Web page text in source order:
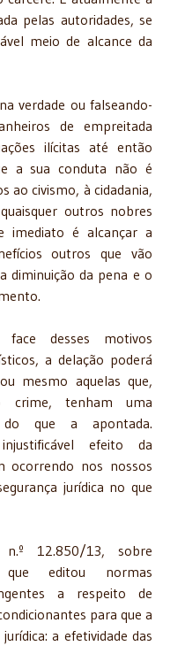
pelas autoridades, se
meio de alcance da
verdade ou falseando-
de empreitada
ilícitas até então
a sua conduta não é
ao civismo, à cidadania,
outros nobres
imediato é alcançar a
outros que vão
diminuição da pena e o
desses motivos
a delação poderá
mesmo aquelas que,
crime, tenham uma
do que a apontada.
efeito da
ocorrendo nos nossos
jurídica no que
12.850/13, sobre
que editou normas
a respeito de
para que a
a efetividade das